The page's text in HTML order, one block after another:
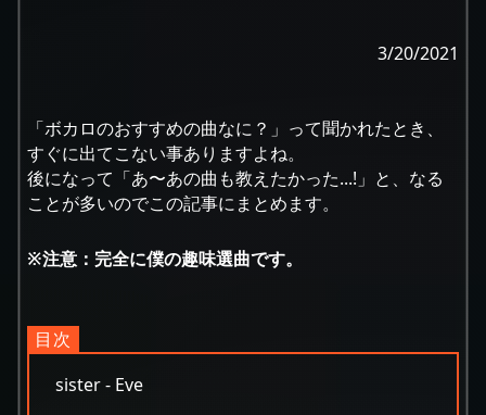
3/20/2021
「ボカロのおすすめの曲なに？」って聞かれたとき、
すぐに出てこない事ありますよね。
後になって「あ〜あの曲も教えたかった...!」と、なる
ことが多いのでこの記事にまとめます。
※注意：完全に僕の趣味選曲です。
sister - Eve